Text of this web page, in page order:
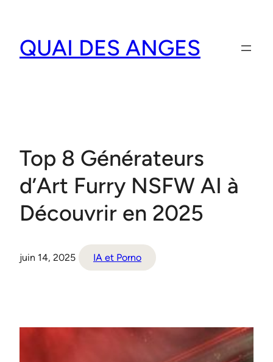
contenu
QUAI DES ANGES
Top 8 Générateurs
d’Art Furry NSFW AI à
Découvrir en 2025
juin 14, 2025 IA et Porno